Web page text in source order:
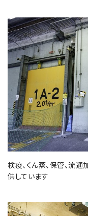
検疫、くん蒸、保管、流
供しています